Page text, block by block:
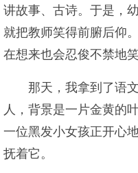
讲故事、古诗。于是，
就把教师笑得前腑后仰
在想来也会忍俊不禁地笑
那天，我拿到了语
人，背景是一片金黄的
一位黑发小女孩正开心
抚着它。